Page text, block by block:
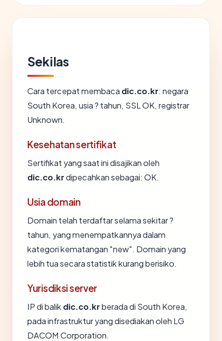
Sekilas
Cara tercepat membaca dic.co.kr: negara
South Korea, usia ? tahun, SSL OK, registrar
Unknown.
Kesehatan sertifikat
Sertifikat yang saat ini disajikan oleh
dic.co.krdipecahkan sebagai: OK.
Usia domain
Domain telah terdaftar selama sekitar ?
tahun, yang menempatkannya dalam
kategori kematangan "new". Domain yang
lebih tua secara statistik kurang berisiko.
Yurisdiksi server
IP di balik dic.co.krberada di South Korea,
pada infrastruktur yang disediakan oleh LG
DACOM Corporation.